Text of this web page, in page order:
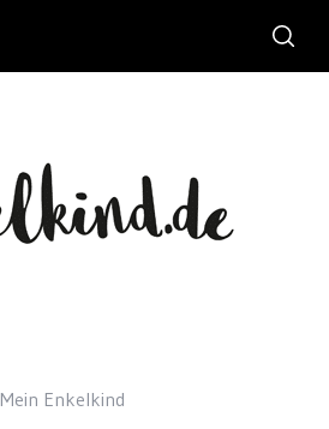
Mein Enkelkind